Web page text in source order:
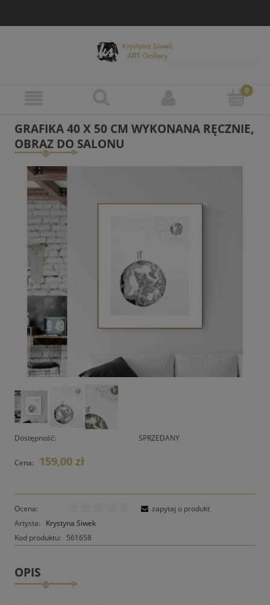
GRAFIKA 40 X 50 CM WYKONANA RĘCZNIE,
OBRAZ DO SALONU
Dostępność: SPRZEDANY
Cena: 159,00 zł
Ocena:
Artysta:
Krystyna Siwek
Kod produktu:
561658
zapytaj o produkt
OPIS